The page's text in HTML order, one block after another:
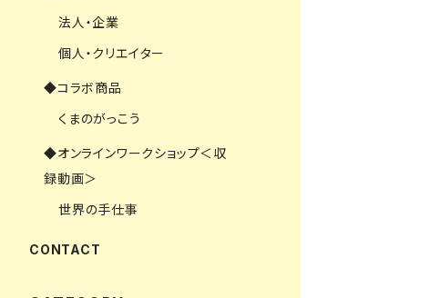
法人・企業
個人・クリエイター
◆コラボ商品
くまのがっこう
◆オンラインワークショップ＜収
録動画＞
世界の手仕事
CONTACT